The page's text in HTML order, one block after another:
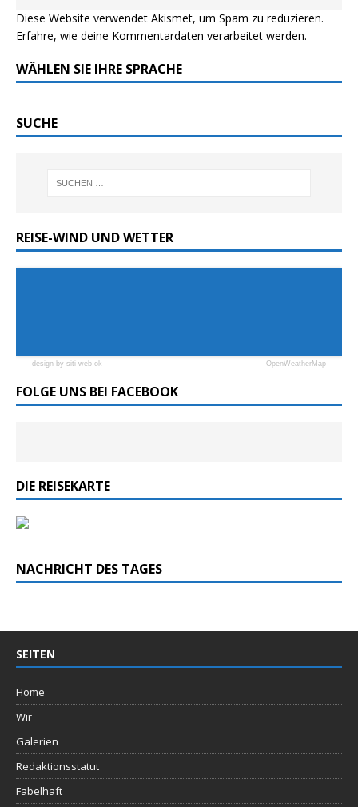
Diese Website verwendet Akismet, um Spam zu reduzieren.
Erfahre, wie deine Kommentardaten verarbeitet werden.
WÄHLEN SIE IHRE SPRACHE
SUCHE
REISE-WIND UND WETTER
design by siti web ok OpenWeatherMap
FOLGE UNS BEI FACEBOOK
DIE REISEKARTE
NACHRICHT DES TAGES
SEITEN
Home
Wir
Galerien
Redaktionsstatut
Fabelhaft